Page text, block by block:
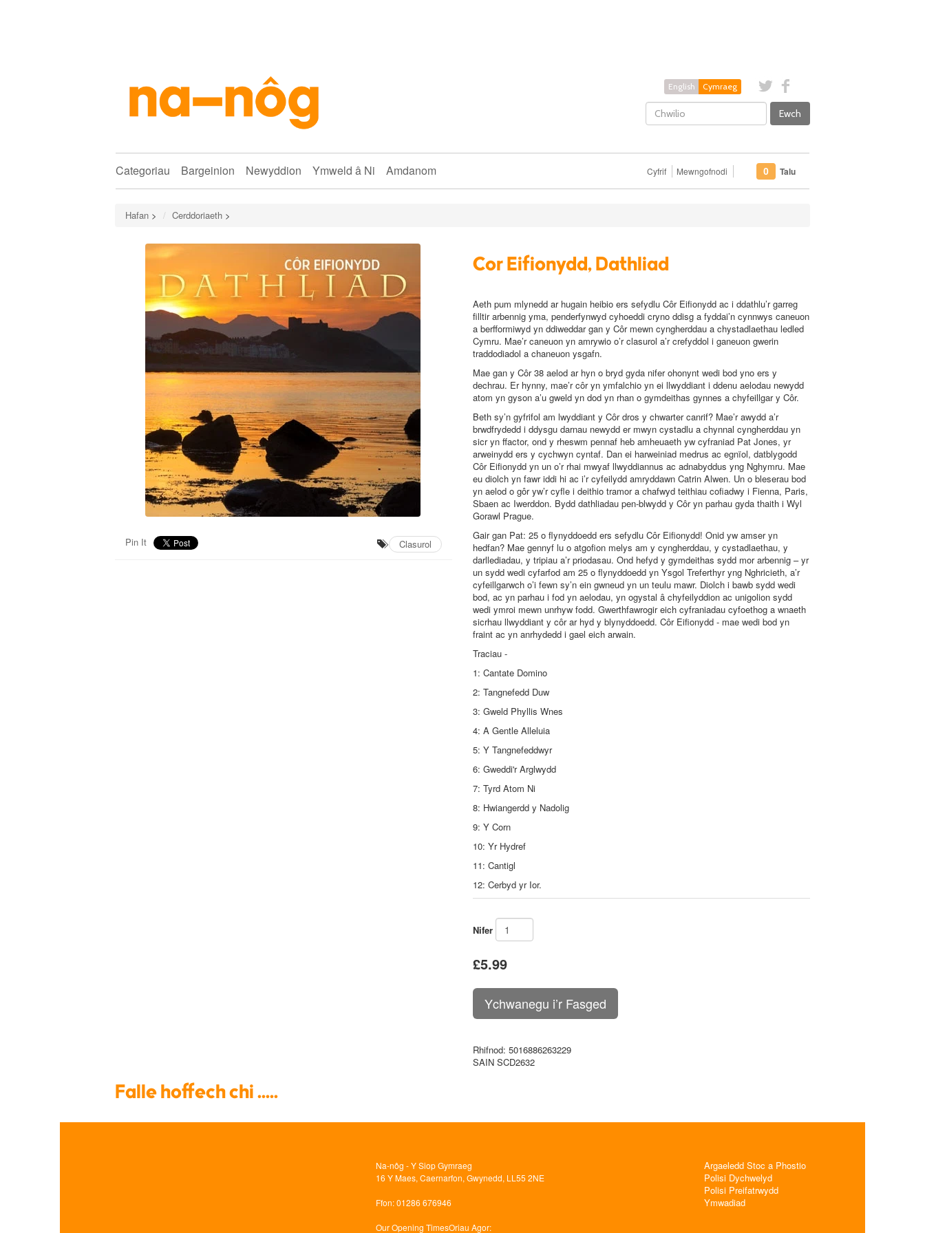
English Cymraeg
Ewch
Categoriau Bargeinion Newyddion Ymweld â Ni Amdanom Cyfrif Mewngofnodi 0 Talu
Hafan > Cerddoriaeth >
Pin It Clasurol
Cor Eifionydd, Dathliad
Aeth pum mlynedd ar hugain heibio ers sefydlu Côr Eifionydd ac i ddathlu’r garreg
filltir arbennig yma, penderfynwyd cyhoeddi cryno ddisg a fyddai’n cynnwys caneuon
a berfformiwyd yn ddiweddar gan y Côr mewn cyngherddau a chystadlaethau ledled
Cymru. Mae’r caneuon yn amrywio o’r clasurol a’r crefyddol i ganeuon gwerin
traddodiadol a chaneuon ysgafn.
Mae gan y Côr 38 aelod ar hyn o bryd gyda nifer ohonynt wedi bod yno ers y
dechrau. Er hynny, mae’r côr yn ymfalchio yn ei llwyddiant i ddenu aelodau newydd
atom yn gyson a’u gweld yn dod yn rhan o gymdeithas gynnes a chyfeillgar y Côr.
Beth sy’n gyfrifol am lwyddiant y Côr dros y chwarter canrif? Mae’r awydd a’r
brwdfrydedd i ddysgu darnau newydd er mwyn cystadlu a chynnal cyngherddau yn
sicr yn ffactor, ond y rheswm pennaf heb amheuaeth yw cyfraniad Pat Jones, yr
arweinydd ers y cychwyn cyntaf. Dan ei harweiniad medrus ac egnïol, datblygodd
Côr Eifionydd yn un o’r rhai mwyaf llwyddiannus ac adnabyddus yng Nghymru. Mae
eu diolch yn fawr iddi hi ac i’r cyfeilydd amryddawn Catrin Alwen. Un o bleserau bod
yn aelod o gôr yw’r cyfle i deithio tramor a chafwyd teithiau cofiadwy i Fienna, Paris,
Sbaen ac Iwerddon. Bydd dathliadau pen-blwydd y Côr yn parhau gyda thaith i Wyl
Gorawl Prague.
Gair gan Pat: 25 o flynyddoedd ers sefydlu Côr Eifionydd! Onid yw amser yn
hedfan? Mae gennyf lu o atgofion melys am y cyngherddau, y cystadlaethau, y
darllediadau, y tripiau a’r priodasau. Ond hefyd y gymdeithas sydd mor arbennig – yr
un sydd wedi cyfarfod am 25 o flynyddoedd yn Ysgol Treferthyr yng Nghricieth, a’r
cyfeillgarwch o’i fewn sy’n ein gwneud yn un teulu mawr. Diolch i bawb sydd wedi
bod, ac yn parhau i fod yn aelodau, yn ogystal â chyfeilyddion ac unigolion sydd
wedi ymroi mewn unrhyw fodd. Gwerthfawrogir eich cyfraniadau cyfoethog a wnaeth
sicrhau llwyddiant y côr ar hyd y blynyddoedd. Côr Eifionydd - mae wedi bod yn
fraint ac yn anrhydedd i gael eich arwain.
Traciau -
1: Cantate Domino
2: Tangnefedd Duw
3: Gweld Phyllis Wnes
4: A Gentle Alleluia
5: Y Tangnefeddwyr
6: Gweddi'r Arglwydd
7: Tyrd Atom Ni
8: Hwiangerdd y Nadolig
9: Y Corn
10: Yr Hydref
11: Cantigl
12: Cerbyd yr Ior.
Nifer
£5.99
Rhifnod: 5016886263229
SAIN SCD2632
Falle hoffech chi .....
Na-nôg - Y Siop Gymraeg
16 Y Maes, Caernarfon, Gwynedd, LL55 2NE
Ffon: 01286 676946
Our Opening TimesOriau Agor:
Argaeledd Stoc a Phostio
Polisi Dychwelyd
Polisi Preifatrwydd
Ymwadiad